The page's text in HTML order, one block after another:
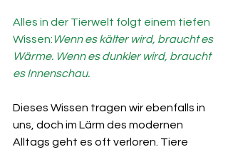
Alles in der Tierwelt folgt einem tiefen
Wissen:Wenn es kälter wird, braucht es
Wärme. Wenn es dunkler wird, braucht
es Innenschau.
Dieses Wissen tragen wir ebenfalls in
uns, doch im Lärm des modernen
Alltags geht es oft verloren. Tiere